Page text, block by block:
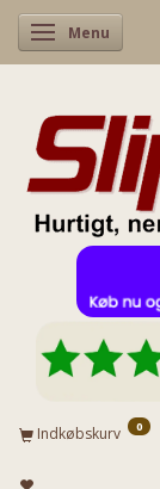
Skifte navigation
Menu
Indkøbskurv 0